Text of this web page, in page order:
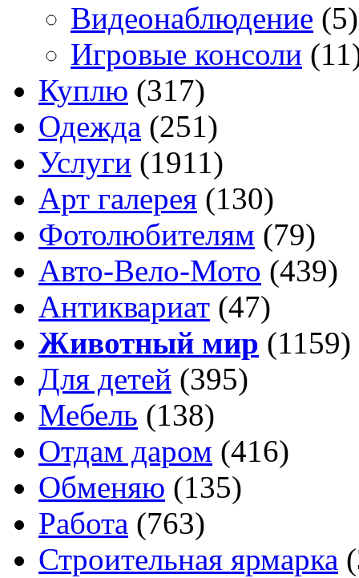
Видеонаблюдение (5)
Игровые консоли
Куплю (317)
Одежда (251)
Услуги (1911)
Арт галерея (130)
Фотолюбителям (79)
Авто-Вело-Мото (439)
Антиквариат (47)
Животный мир (1159)
Для детей (395)
Мебель (138)
Отдам даром (416)
Обменяю (135)
Работа (763)
Строительная ярмарка